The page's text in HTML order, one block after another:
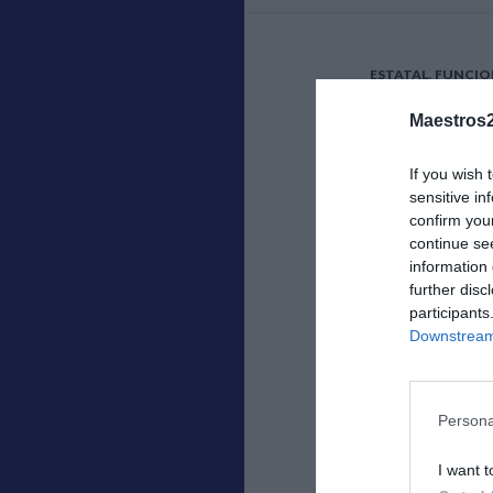
If you wish
sensitive
confirm
continue
information
further
I want
ESTATAL,
-
6 MARZO 2025
Pincha aquí
ac
T
w